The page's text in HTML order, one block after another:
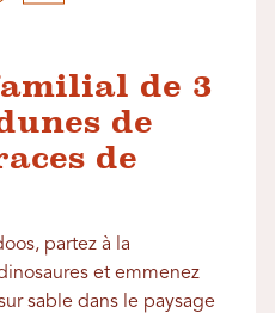
de 3
de
de
partez à la
et emmenez
sable dans le paysage